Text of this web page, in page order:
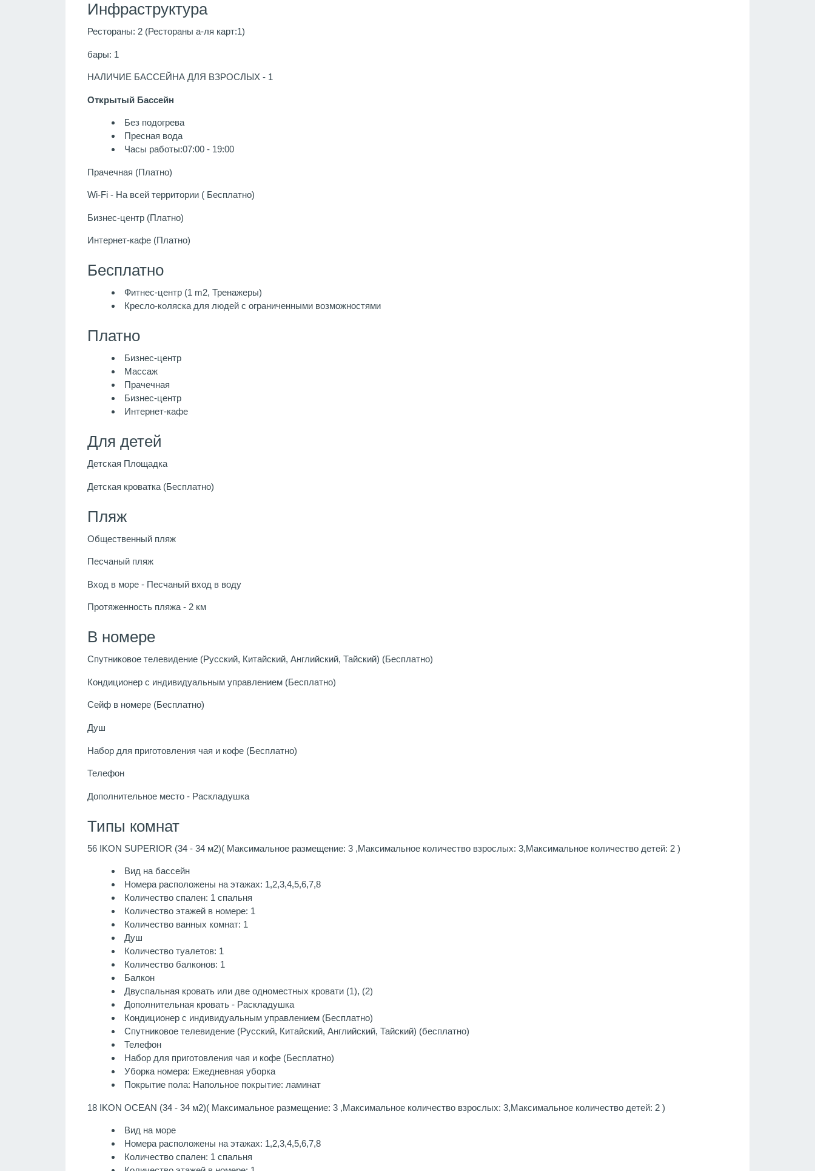
Инфраструктура
Рестораны: 2 (Рестораны а-ля карт:1)
бары: 1
НАЛИЧИЕ БАССЕЙНА ДЛЯ ВЗРОСЛЫХ - 1
Открытый Бассейн
Без подогрева
Пресная вода
Часы работы:07:00 - 19:00
Прачечная (Платно)
Wi-Fi - На всей территории ( Бесплатно)
Бизнес-центр (Платно)
Интернет-кафе (Платно)
Бесплатно
Фитнес-центр (1 m2, Тренажеры)
Кресло-коляска для людей с ограниченными возможностями
Платно
Бизнес-центр
Массаж
Прачечная
Бизнес-центр
Интернет-кафе
Для детей
Детская Площадка
Детская кроватка (Бесплатно)
Пляж
Общественный пляж
Песчаный пляж
Вход в море - Песчаный вход в воду
Протяженность пляжа - 2 км
В номере
Спутниковое телевидение (Русский, Китайский, Английский, Тайский) (Бесплатно)
Кондиционер с индивидуальным управлением (Бесплатно)
Сейф в номере (Бесплатно)
Душ
Набор для приготовления чая и кофе (Бесплатно)
Телефон
Дополнительное место - Раскладушка
Типы комнат
56 IKON SUPERIOR (34 - 34 м2)( Максимальное размещение: 3 ,Максимальное количество взрослых: 3,Максимальное количество детей: 2 )
Вид на бассейн
Номера расположены на этажах: 1,2,3,4,5,6,7,8
Количество спален: 1 спальня
Количество этажей в номере: 1
Количество ванных комнат: 1
Душ
Количество туалетов: 1
Количество балконов: 1
Балкон
Двуспальная кровать или две одноместных кровати (1), (2)
Дополнительная кровать - Раскладушка
Кондиционер с индивидуальным управлением (Бесплатно)
Спутниковое телевидение (Русский, Китайский, Английский, Тайский) (бесплатно)
Телефон
Набор для приготовления чая и кофе (Бесплатно)
Уборка номера: Ежедневная уборка
Покрытие пола: Напольное покрытие: ламинат
18 IKON OCEAN (34 - 34 м2)( Максимальное размещение: 3 ,Максимальное количество взрослых: 3,Максимальное количество детей: 2 )
Вид на море
Номера расположены на этажах: 1,2,3,4,5,6,7,8
Количество спален: 1 спальня